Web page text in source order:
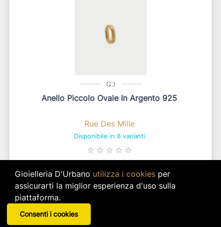
Anello Piccolo Ovale In Argento 925
Rue Des Mille
Disponibile in 8 varianti
star_border star_border star_border star_border star_border
Tra 8,00 € e 30,00 €
In base alla configurazione
searchVISUALIZZA DETTAGLI
Gioielleria D'Urbano utilizza i cookiesper
assicurarti la miglior esperienza d'uso sulla
piattaforma.
Consenti i cookies